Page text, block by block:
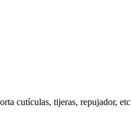
cutículas, tijeras, repujador, etc